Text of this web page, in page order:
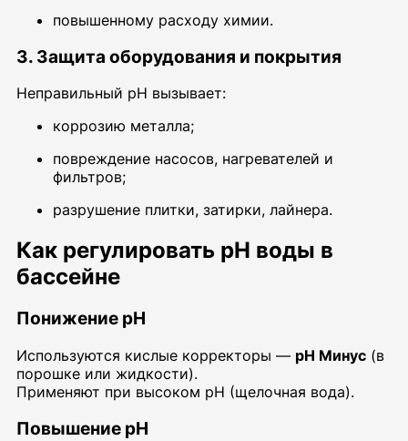
повышенному расходу химии.
3. Защита оборудования и покрытия
Неправильный pH вызывает:
коррозию металла;
повреждение насосов, нагревателей и
фильтров;
разрушение плитки, затирки, лайнера.
Как регулировать pH воды в
бассейне
Понижение pH
Используются кислые корректоры — pH Минус (в
порошке или жидкости).
Применяют при высоком pH (щелочная вода).
Повышение pH